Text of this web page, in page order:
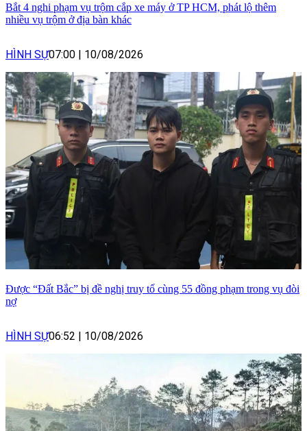
Bắt 4 nghi phạm vụ trộm cắp xe máy ở TP HCM, phát lộ thêm
nhiều vụ trộm ở địa bàn khác
HÌNH SỰ07:00 | 10/08/2026
Được “Đất Bắc” bị đề nghị truy tố cùng 55 đồng phạm trong vụ đòi
nợ
HÌNH SỰ06:52 | 10/08/2026